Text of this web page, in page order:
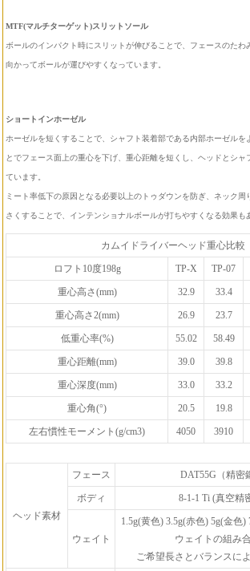
MTF(マルチターゲット)スリットソール
ボールのインパクト時にスリットが伸びることで、フェースのたわ
向かってボールが運びやすくなっています。
ショートインホーゼル
ホーゼルを短くすることで、シャフト装着部である内部ホーゼルを
とでフェース面上の重心を下げ、重心距離を短くし、ヘッドとシャ
ています。
ミート率低下の原因となる必要以上のトゥダウンを防ぎ、ネック周
さくすることで、インテンショナルボールが打ちやすくなる効果も
カムイドライバーヘッド重心比較
ロフト10度198g TP-X TP-07
重心高さ(mm) 32.9 33.4
重心高さ2(mm) 26.9 23.7
低重心率(%) 55.02 58.49
重心距離(mm) 39.0 39.8
重心深度(mm) 33.0 33.2
重心角(°) 20.5 19.8
左右慣性モーメント(g/cm3) 4050 3910
ヘッド素材
フェース DAT55G（精密
ボディ 8-1-1 Ti (真空精
ウェイト
1.5g(黄色) 3.5g(赤色) 5g(金色)
ウェイトの組み
ご希望長さとバランスに